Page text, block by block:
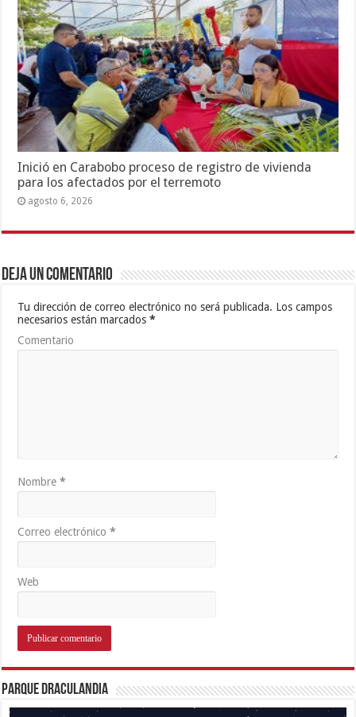
Inició en Carabobo proceso de registro de vivienda
para los afectados por el terremoto
agosto 6, 2026
Deja un comentario
Tu dirección de correo electrónico no será publicada. Los campos
necesarios están marcados*
Comentario
Nombre*
Correo electrónico*
Web
Parque Draculandia